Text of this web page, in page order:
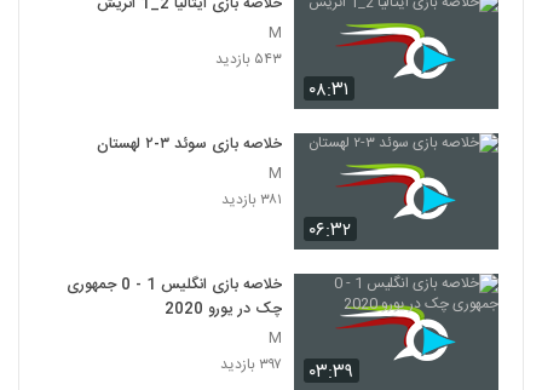
۰۸:۳۱
M
۵۴۳ بازدید
۰۶:۳۲
خلاصه بازی سوئد ۳-۲ لهستان
M
۳۸۱ بازدید
۰۳:۳۹
خلاصه بازی انگلیس 1 - 0 جمهوری
چک در یورو 2020
M
۳۹۷ بازدید